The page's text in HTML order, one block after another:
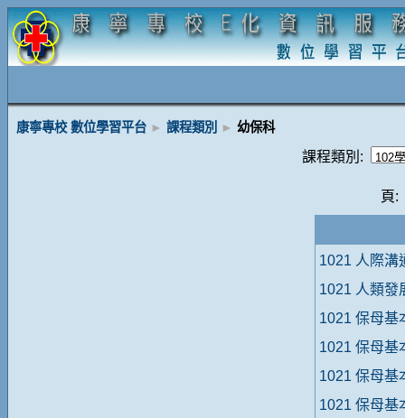
康寧專校 數位學習平台 ► 課程類別 ► 幼保科
課程類別:
頁
1021 人際溝
1021 人類發
1021 保母基
1021 保母基
1021 保母基
1021 保母基